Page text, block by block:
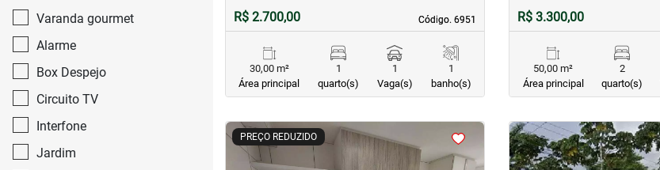
Varanda gourmet
Alarme
Box Despejo
Circuito TV
Interfone
Jardim
Código. 6951
Código. 6951
R$ 2.700,00
30,00 m²
Área principal
1
quarto(s)
1
Vaga(s)
1
banho(s)
R$ 3.300,00
50,00 m²
Área principal
2
quarto(s)
PREÇO REDUZIDO
< <<< <<<<